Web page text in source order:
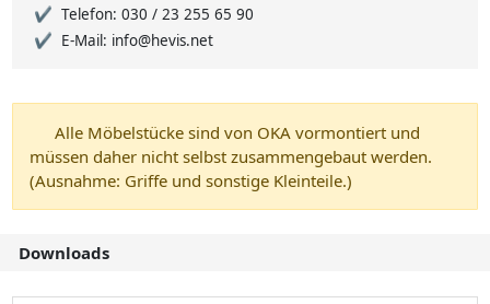
Telefon: 030 / 23 255 65 90
E-Mail: info@hevis.net
Alle Möbelstücke sind von OKA vormontiert und
müssen daher nicht selbst zusammengebaut werden.
(Ausnahme: Griffe und sonstige Kleinteile.)
Downloads